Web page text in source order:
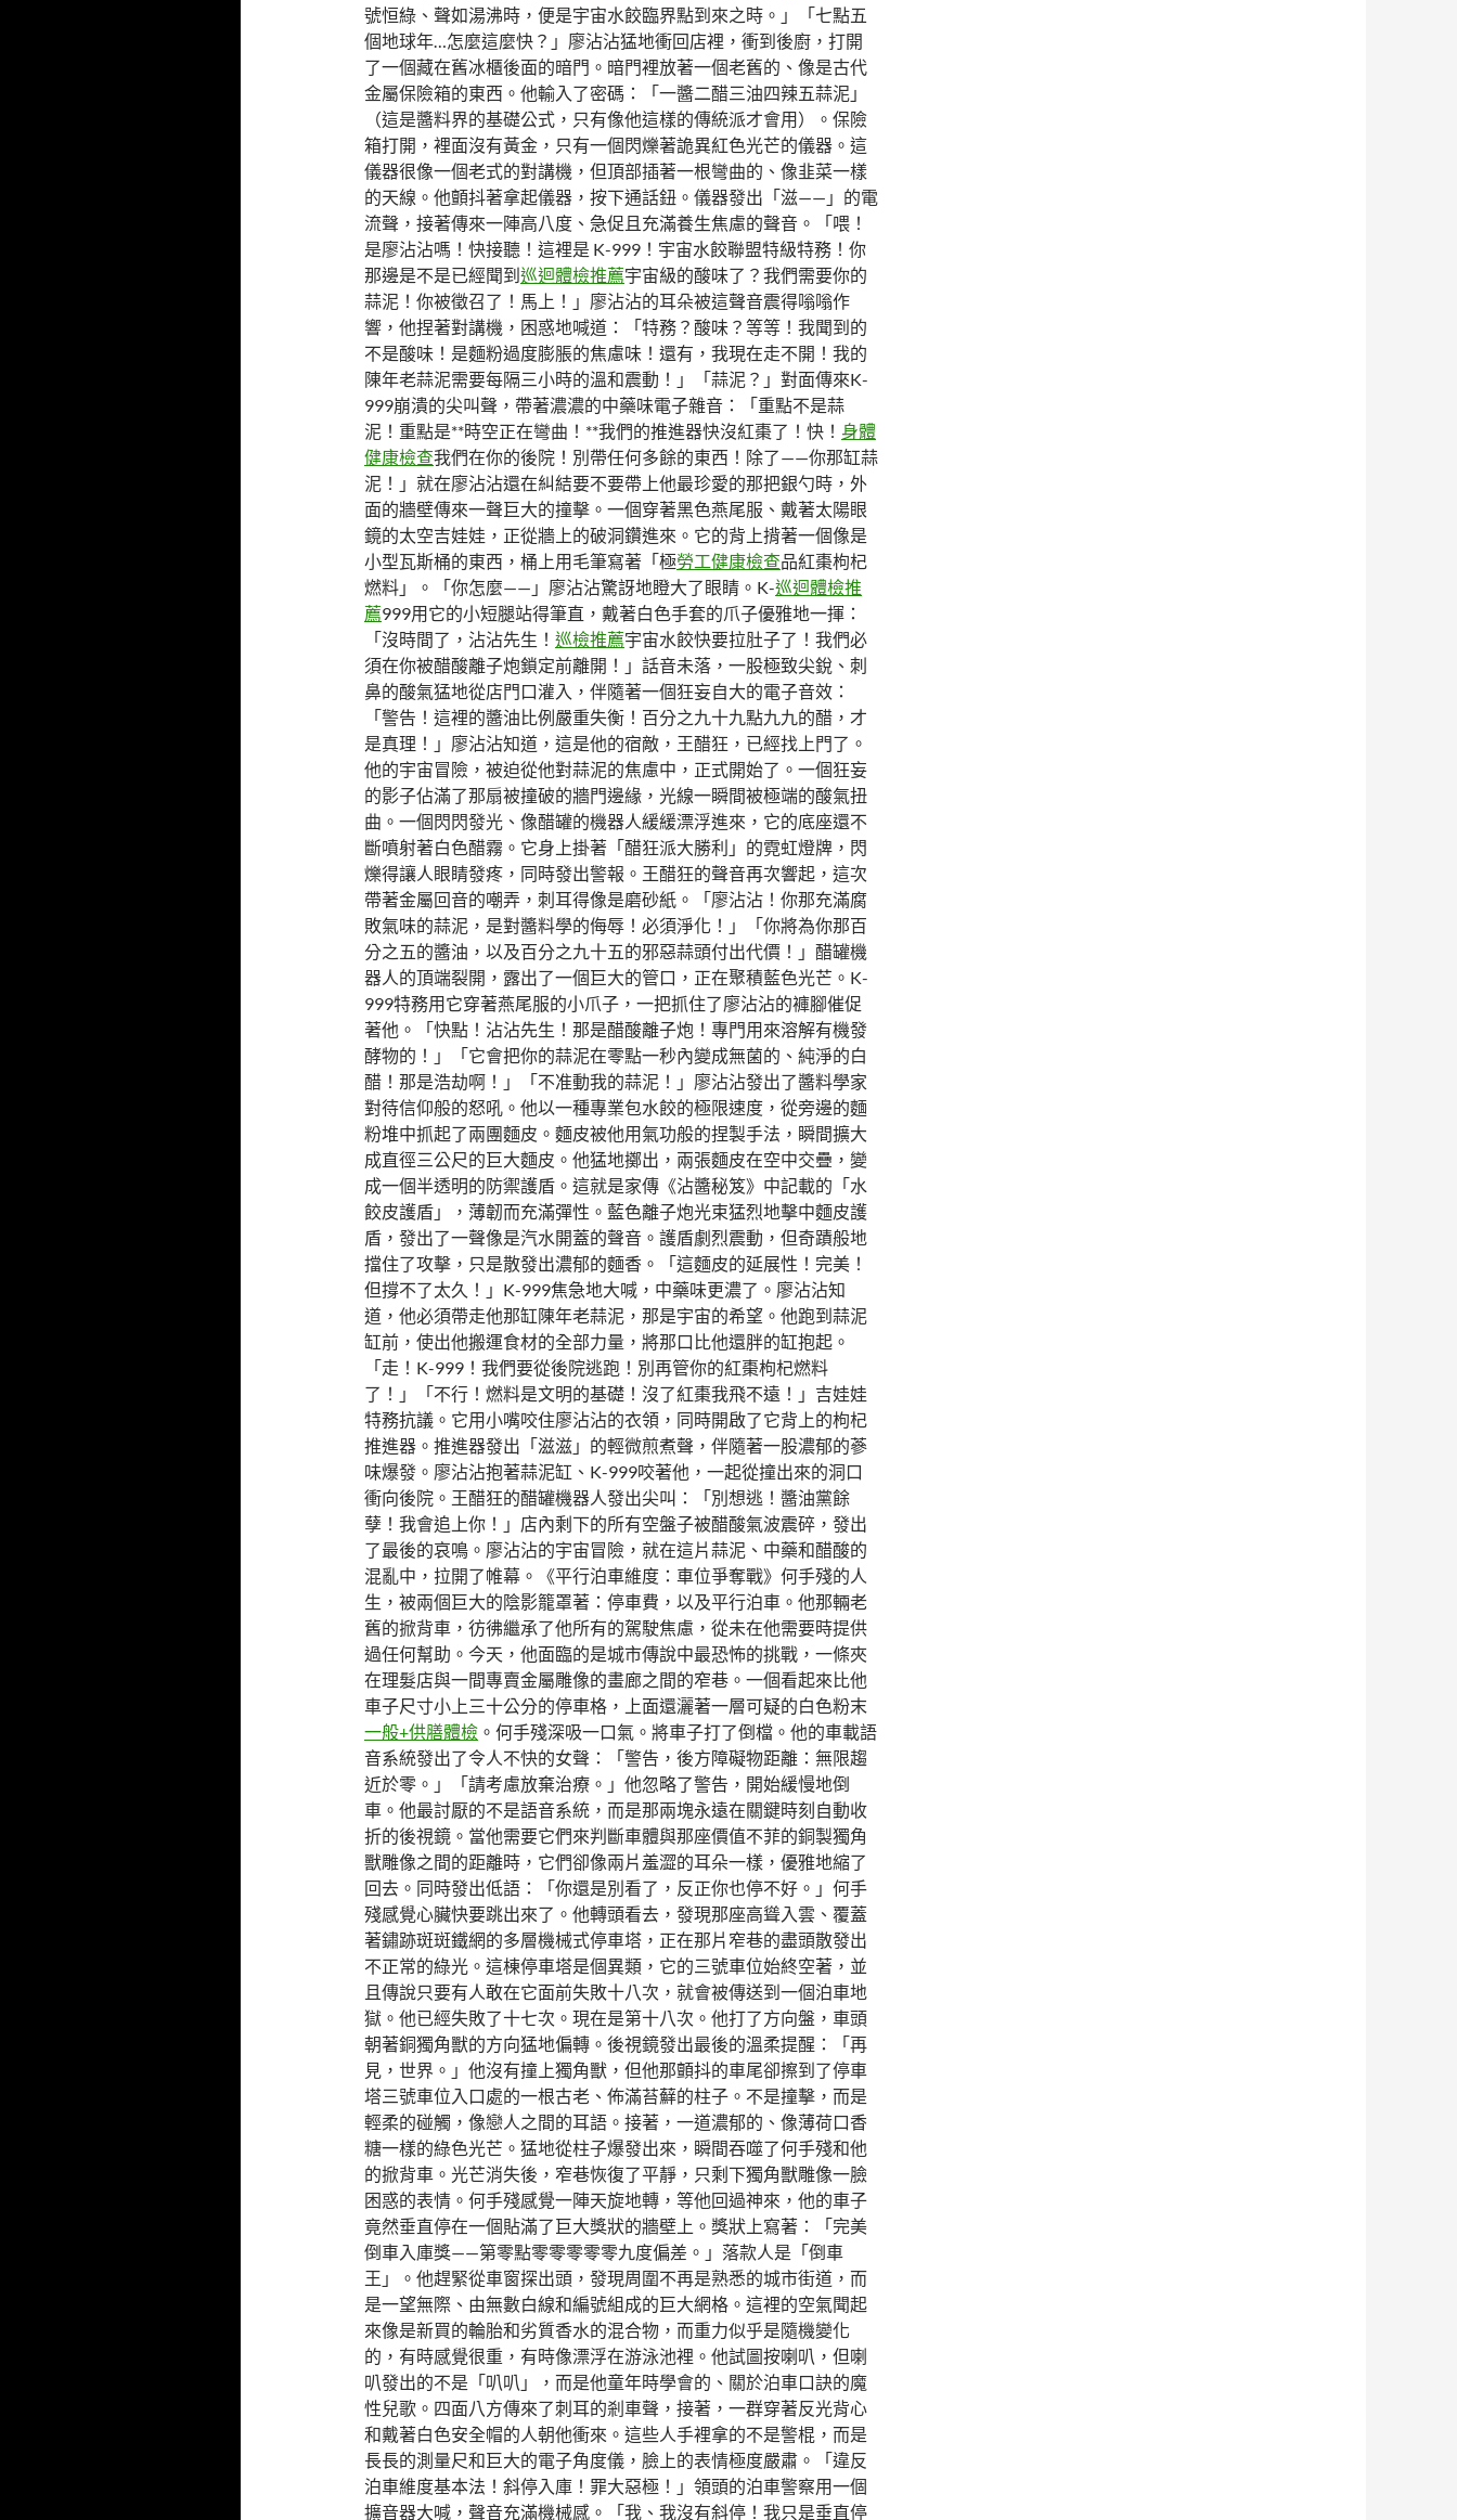
號恒綠、聲如湯沸時，便是宇宙水餃臨界點到來之時。」「七點五
個地球年…怎麼這麼快？」廖沾沾猛地衝回店裡，衝到後廚，打開
了一個藏在舊冰櫃後面的暗門。暗門裡放著一個老舊的、像是古代
金屬保險箱的東西。他輸入了密碼：「一醬二醋三油四辣五蒜泥」
（這是醬料界的基礎公式，只有像他這樣的傳統派才會用）。保險
箱打開，裡面沒有黃金，只有一個閃爍著詭異紅色光芒的儀器。這
儀器很像一個老式的對講機，但頂部插著一根彎曲的、像韭菜一樣
的天線。他顫抖著拿起儀器，按下通話鈕。儀器發出「滋——」的電
流聲，接著傳來一陣高八度、急促且充滿養生焦慮的聲音。「喂！
是廖沾沾嗎！快接聽！這裡是 K-999！宇宙水餃聯盟特級特務！你
那邊是不是已經聞到巡迴體檢推薦宇宙級的酸味了？我們需要你的
蒜泥！你被徵召了！馬上！」廖沾沾的耳朵被這聲音震得嗡嗡作
響，他捏著對講機，困惑地喊道：「特務？酸味？等等！我聞到的
不是酸味！是麵粉過度膨脹的焦慮味！還有，我現在走不開！我的
陳年老蒜泥需要每隔三小時的溫和震動！」「蒜泥？」對面傳來K-
999崩潰的尖叫聲，帶著濃濃的中藥味電子雜音：「重點不是蒜
泥！重點是**時空正在彎曲！**我們的推進器快沒紅棗了！快！ 身體
健康檢查我們在你的後院！別帶任何多餘的東西！除了——你那缸蒜
泥！」就在廖沾沾還在糾結要不要帶上他最珍愛的那把銀勺時，外
面的牆壁傳來一聲巨大的撞擊。一個穿著黑色燕尾服、戴著太陽眼
鏡的太空吉娃娃，正從牆上的破洞鑽進來。它的背上揹著一個像是
小型瓦斯桶的東西，桶上用毛筆寫著「極勞工健康檢查品紅棗枸杞
燃料」。「你怎麼——」廖沾沾驚訝地瞪大了眼睛。K-巡迴體檢推
薦999用它的小短腿站得筆直，戴著白色手套的爪子優雅地一揮：
「沒時間了，沾沾先生！ 巡檢推薦宇宙水餃快要拉肚子了！我們必
須在你被醋酸離子炮鎖定前離開！」話音未落，一股極致尖銳、刺
鼻的酸氣猛地從店門口灌入，伴隨著一個狂妄自大的電子音效：
「警告！這裡的醬油比例嚴重失衡！百分之九十九點九九的醋，才
是真理！」廖沾沾知道，這是他的宿敵，王醋狂，已經找上門了。
他的宇宙冒險，被迫從他對蒜泥的焦慮中，正式開始了。一個狂妄
的影子佔滿了那扇被撞破的牆門邊緣，光線一瞬間被極端的酸氣扭
曲。一個閃閃發光、像醋罐的機器人緩緩漂浮進來，它的底座還不
斷噴射著白色醋霧。它身上掛著「醋狂派大勝利」的霓虹燈牌，閃
爍得讓人眼睛發疼，同時發出警報。王醋狂的聲音再次響起，這次
帶著金屬回音的嘲弄，刺耳得像是磨砂紙。「廖沾沾！你那充滿腐
敗氣味的蒜泥，是對醬料學的侮辱！必須淨化！」「你將為你那百
分之五的醬油，以及百分之九十五的邪惡蒜頭付出代價！」醋罐機
器人的頂端裂開，露出了一個巨大的管口，正在聚積藍色光芒。K-
999特務用它穿著燕尾服的小爪子，一把抓住了廖沾沾的褲腳催促
著他。「快點！沾沾先生！那是醋酸離子炮！專門用來溶解有機發
酵物的！」「它會把你的蒜泥在零點一秒內變成無菌的、純淨的白
醋！那是浩劫啊！」「不准動我的蒜泥！」廖沾沾發出了醬料學家
對待信仰般的怒吼。他以一種專業包水餃的極限速度，從旁邊的麵
粉堆中抓起了兩團麵皮。麵皮被他用氣功般的捏製手法，瞬間擴大
成直徑三公尺的巨大麵皮。他猛地擲出，兩張麵皮在空中交疊，變
成一個半透明的防禦護盾。這就是家傳《沾醬秘笈》中記載的「水
餃皮護盾」，薄韌而充滿彈性。藍色離子炮光束猛烈地擊中麵皮護
盾，發出了一聲像是汽水開蓋的聲音。護盾劇烈震動，但奇蹟般地
擋住了攻擊，只是散發出濃郁的麵香。「這麵皮的延展性！完美！
但撐不了太久！」K-999焦急地大喊，中藥味更濃了。廖沾沾知
道，他必須帶走他那缸陳年老蒜泥，那是宇宙的希望。他跑到蒜泥
缸前，使出他搬運食材的全部力量，將那口比他還胖的缸抱起。
「走！K-999！我們要從後院逃跑！別再管你的紅棗枸杞燃料
了！」「不行！燃料是文明的基礎！沒了紅棗我飛不遠！」吉娃娃
特務抗議。它用小嘴咬住廖沾沾的衣領，同時開啟了它背上的枸杞
推進器。推進器發出「滋滋」的輕微煎煮聲，伴隨著一股濃郁的蔘
味爆發。廖沾沾抱著蒜泥缸、K-999咬著他，一起從撞出來的洞口
衝向後院。王醋狂的醋罐機器人發出尖叫：「別想逃！醬油黨餘
孽！我會追上你！」店內剩下的所有空盤子被醋酸氣波震碎，發出
了最後的哀鳴。廖沾沾的宇宙冒險，就在這片蒜泥、中藥和醋酸的
混亂中，拉開了帷幕。《平行泊車維度：車位爭奪戰》何手殘的人
生，被兩個巨大的陰影籠罩著：停車費，以及平行泊車。他那輛老
舊的掀背車，彷彿繼承了他所有的駕駛焦慮，從未在他需要時提供
過任何幫助。今天，他面臨的是城市傳說中最恐怖的挑戰，一條夾
在理髮店與一間專賣金屬雕像的畫廊之間的窄巷。一個看起來比他
車子尺寸小上三十公分的停車格，上面還灑著一層可疑的白色粉末
一般+供膳體檢 。何手殘深吸一口氣。將車子打了倒檔。他的車載語
音系統發出了令人不快的女聲：「警告，後方障礙物距離：無限趨
近於零。」「請考慮放棄治療。」他忽略了警告，開始緩慢地倒
車。他最討厭的不是語音系統，而是那兩塊永遠在關鍵時刻自動收
折的後視鏡。當他需要它們來判斷車體與那座價值不菲的銅製獨角
獸雕像之間的距離時，它們卻像兩片羞澀的耳朵一樣，優雅地縮了
回去。同時發出低語：「你還是別看了，反正你也停不好。」何手
殘感覺心臟快要跳出來了。他轉頭看去，發現那座高聳入雲、覆蓋
著鏽跡斑斑鐵網的多層機械式停車塔，正在那片窄巷的盡頭散發出
不正常的綠光。這棟停車塔是個異類，它的三號車位始終空著，並
且傳說只要有人敢在它面前失敗十八次，就會被傳送到一個泊車地
獄。他已經失敗了十七次。現在是第十八次。他打了方向盤，車頭
朝著銅獨角獸的方向猛地偏轉。後視鏡發出最後的溫柔提醒：「再
見，世界。」他沒有撞上獨角獸，但他那顫抖的車尾卻擦到了停車
塔三號車位入口處的一根古老、佈滿苔蘚的柱子。不是撞擊，而是
輕柔的碰觸，像戀人之間的耳語。接著，一道濃郁的、像薄荷口香
糖一樣的綠色光芒。猛地從柱子爆發出來，瞬間吞噬了何手殘和他
的掀背車。光芒消失後，窄巷恢復了平靜，只剩下獨角獸雕像一臉
困惑的表情。何手殘感覺一陣天旋地轉，等他回過神來，他的車子
竟然垂直停在一個貼滿了巨大獎狀的牆壁上。獎狀上寫著：「完美
倒車入庫獎——第零點零零零零零九度偏差。」落款人是「倒車
王」。他趕緊從車窗探出頭，發現周圍不再是熟悉的城市街道，而
是一望無際、由無數白線和編號組成的巨大網格。這裡的空氣聞起
來像是新買的輪胎和劣質香水的混合物，而重力似乎是隨機變化
的，有時感覺很重，有時像漂浮在游泳池裡。他試圖按喇叭，但喇
叭發出的不是「叭叭」，而是他童年時學會的、關於泊車口訣的魔
性兒歌。四面八方傳來了刺耳的剎車聲，接著，一群穿著反光背心
和戴著白色安全帽的人朝他衝來。這些人手裡拿的不是警棍，而是
長長的測量尺和巨大的電子角度儀，臉上的表情極度嚴肅。「違反
泊車維度基本法！斜停入庫！罪大惡極！」領頭的泊車警察用一個
擴音器大喊，聲音充滿機械感。「我、我沒有斜停！我只是垂直停